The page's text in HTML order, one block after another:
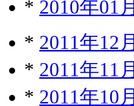
* 2010年01月
* 2011年12月
* 2011年11月
* 2011年10月